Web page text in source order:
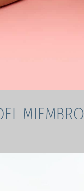
MIEMBRO